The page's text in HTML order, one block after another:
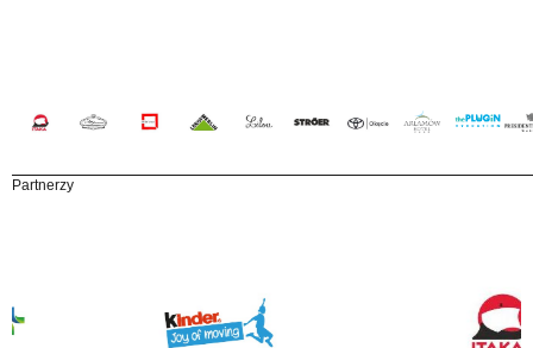
Partnerzy